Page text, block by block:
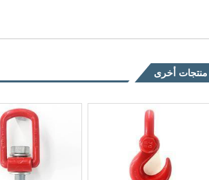
منتجات أخرى